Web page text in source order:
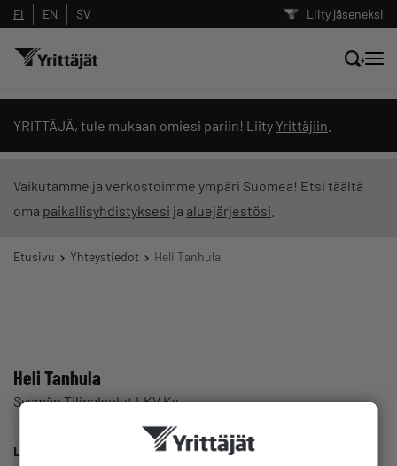
Liity jäseneksi
FI EN SV
YRITTÄJÄ, tule mukaan omiesi pariin! Liity Yrittäjiin
Vaikutamme ja verkostoimme ympäri Suomea! Etsi täältä
oma paikallisyhdistyksesi ja aluejärjestösi
Etusivu Yhteystiedot Heli Tanhula
Heli Tanhula
Sysmän Tilipalvelut LKV Ky
Luottamustoimi
Yrittäjien tekoälyltä